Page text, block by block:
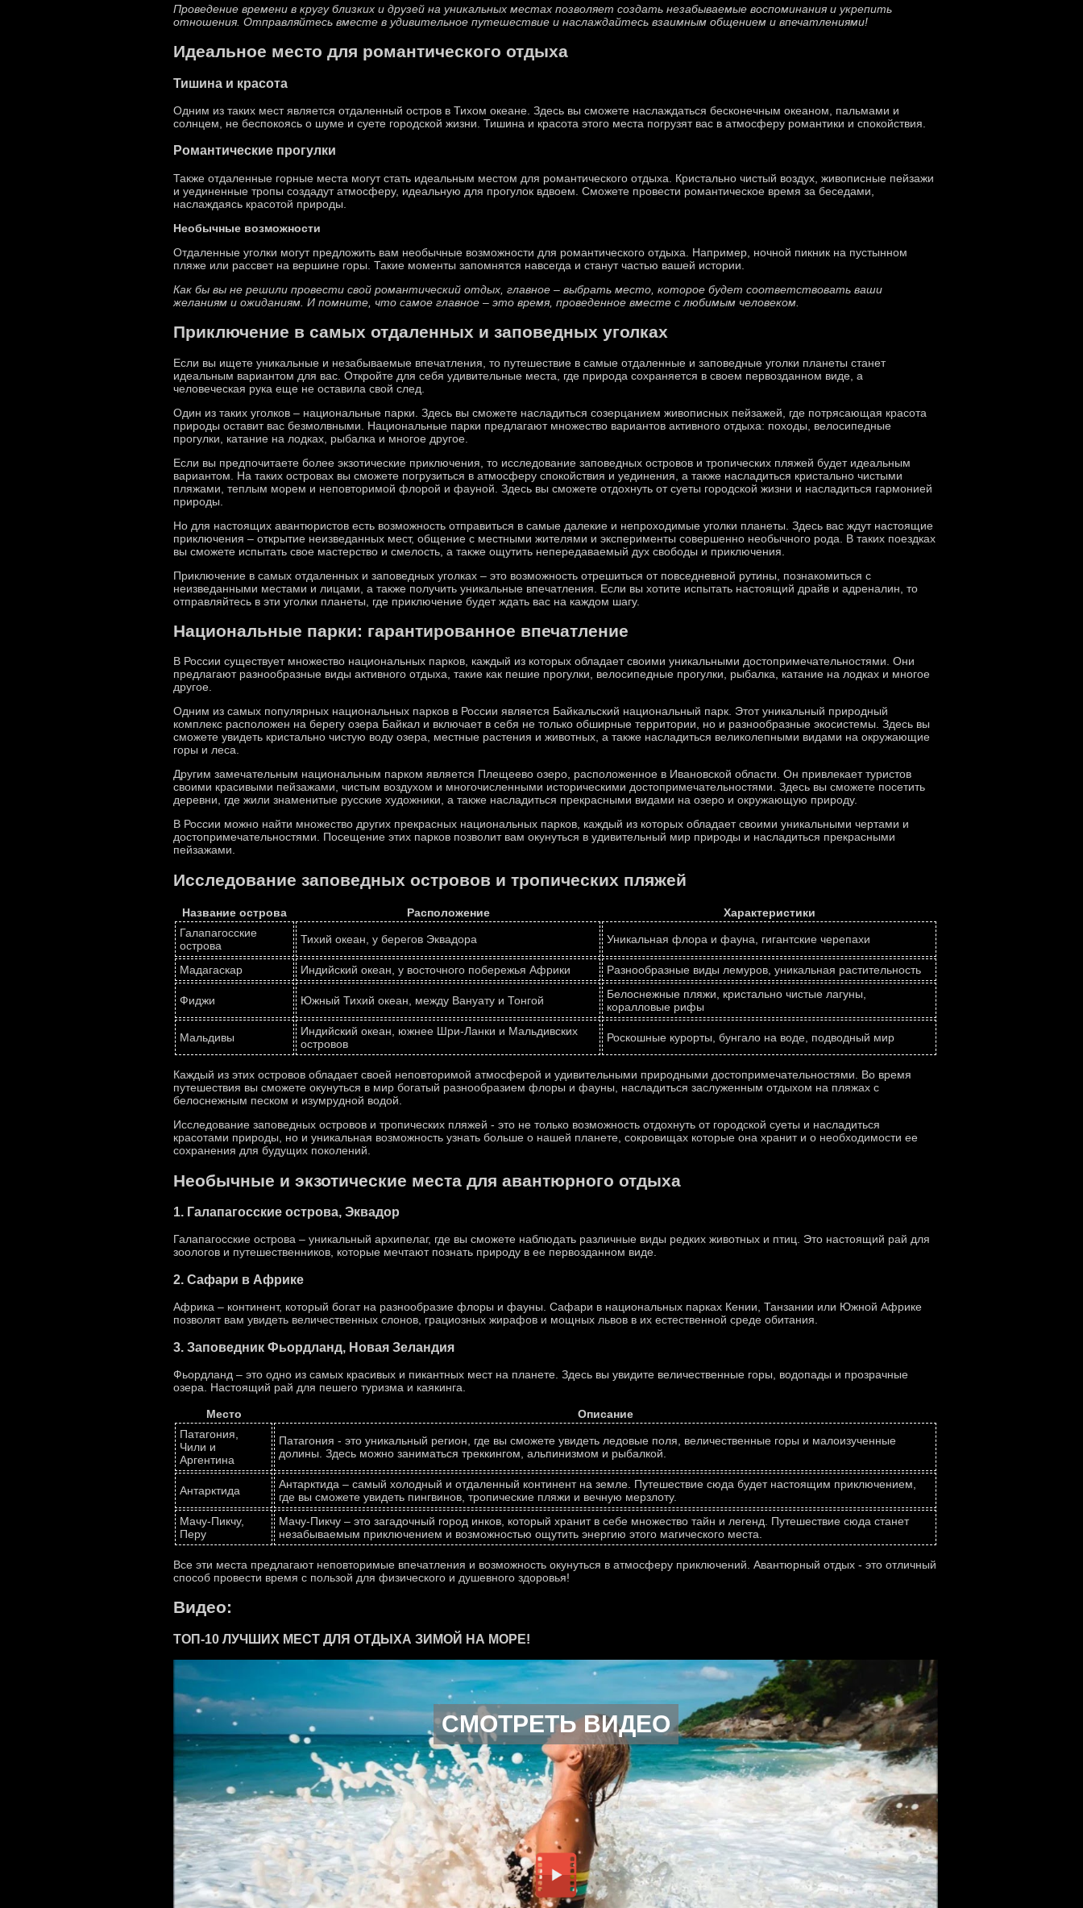
Проведение времени в кругу близких и друзей на уникальных местах позволяет создать незабываемые воспоминания и укрепить
отношения. Отправляйтесь вместе в удивительное путешествие и наслаждайтесь взаимным общением и впечатлениями!
Идеальное место для романтического отдыха
Тишина и красота
Одним из таких мест является отдаленный остров в Тихом океане. Здесь вы сможете наслаждаться бесконечным океаном, пальмами и
солнцем, не беспокоясь о шуме и суете городской жизни. Тишина и красота этого места погрузят вас в атмосферу романтики и спокойствия.
Романтические прогулки
Также отдаленные горные места могут стать идеальным местом для романтического отдыха. Кристально чистый воздух, живописные пейзажи
и уединенные тропы создадут атмосферу, идеальную для прогулок вдвоем. Сможете провести романтическое время за беседами,
наслаждаясь красотой природы.
Необычные возможности
Отдаленные уголки могут предложить вам необычные возможности для романтического отдыха. Например, ночной пикник на пустынном
пляже или рассвет на вершине горы. Такие моменты запомнятся навсегда и станут частью вашей истории.
Как бы вы не решили провести свой романтический отдых, главное – выбрать место, которое будет соответствовать ваши
желаниям и ожиданиям. И помните, что самое главное – это время, проведенное вместе с любимым человеком.
Приключение в самых отдаленных и заповедных уголках
Если вы ищете уникальные и незабываемые впечатления, то путешествие в самые отдаленные и заповедные уголки планеты станет
идеальным вариантом для вас. Откройте для себя удивительные места, где природа сохраняется в своем первозданном виде, а
человеческая рука еще не оставила свой след.
Один из таких уголков – национальные парки. Здесь вы сможете насладиться созерцанием живописных пейзажей, где потрясающая красота
природы оставит вас безмолвными. Национальные парки предлагают множество вариантов активного отдыха: походы, велосипедные
прогулки, катание на лодках, рыбалка и многое другое.
Если вы предпочитаете более экзотические приключения, то исследование заповедных островов и тропических пляжей будет идеальным
вариантом. На таких островах вы сможете погрузиться в атмосферу спокойствия и уединения, а также насладиться кристально чистыми
пляжами, теплым морем и неповторимой флорой и фауной. Здесь вы сможете отдохнуть от суеты городской жизни и насладиться гармонией
природы.
Но для настоящих авантюристов есть возможность отправиться в самые далекие и непроходимые уголки планеты. Здесь вас ждут настоящие
приключения – открытие неизведанных мест, общение с местными жителями и эксперименты совершенно необычного рода. В таких поездках
вы сможете испытать свое мастерство и смелость, а также ощутить непередаваемый дух свободы и приключения.
Приключение в самых отдаленных и заповедных уголках – это возможность отрешиться от повседневной рутины, познакомиться с
неизведанными местами и лицами, а также получить уникальные впечатления. Если вы хотите испытать настоящий драйв и адреналин, то
отправляйтесь в эти уголки планеты, где приключение будет ждать вас на каждом шагу.
Национальные парки: гарантированное впечатление
В России существует множество национальных парков, каждый из которых обладает своими уникальными достопримечательностями. Они
предлагают разнообразные виды активного отдыха, такие как пешие прогулки, велосипедные прогулки, рыбалка, катание на лодках и многое
другое.
Одним из самых популярных национальных парков в России является Байкальский национальный парк. Этот уникальный природный
комплекс расположен на берегу озера Байкал и включает в себя не только обширные территории, но и разнообразные экосистемы. Здесь вы
сможете увидеть кристально чистую воду озера, местные растения и животных, а также насладиться великолепными видами на окружающие
горы и леса.
Другим замечательным национальным парком является Плещеево озеро, расположенное в Ивановской области. Он привлекает туристов
своими красивыми пейзажами, чистым воздухом и многочисленными историческими достопримечательностями. Здесь вы сможете посетить
деревни, где жили знаменитые русские художники, а также насладиться прекрасными видами на озеро и окружающую природу.
В России можно найти множество других прекрасных национальных парков, каждый из которых обладает своими уникальными чертами и
достопримечательностями. Посещение этих парков позволит вам окунуться в удивительный мир природы и насладиться прекрасными
пейзажами.
Исследование заповедных островов и тропических пляжей
Название острова Расположение
Характеристики
Галапагосские
острова
Тихий океан, у берегов Эквадора Уникальная флора и фауна, гигантские черепахи
Мадагаскар Индийский океан, у восточного побережья Африки Разнообразные виды лемуров, уникальная растительность
Фиджи Южный Тихий океан, между Вануату и Тонгой
Белоснежные пляжи, кристально чистые лагуны,
коралловые рифы
Мальдивы
Индийский океан, южнее Шри-Ланки и Мальдивских
островов
Роскошные курорты, бунгало на воде, подводный мир
Каждый из этих островов обладает своей неповторимой атмосферой и удивительными природными достопримечательностями. Во время
путешествия вы сможете окунуться в мир богатый разнообразием флоры и фауны, насладиться заслуженным отдыхом на пляжах с
белоснежным песком и изумрудной водой.
Исследование заповедных островов и тропических пляжей - это не только возможность отдохнуть от городской суеты и насладиться
красотами природы, но и уникальная возможность узнать больше о нашей планете, сокровищах которые она хранит и о необходимости ее
сохранения для будущих поколений.
Необычные и экзотические места для авантюрного отдыха
1. Галапагосские острова, Эквадор
Галапагосские острова – уникальный архипелаг, где вы сможете наблюдать различные виды редких животных и птиц. Это настоящий рай для
зоологов и путешественников, которые мечтают познать природу в ее первозданном виде.
2. Сафари в Африке
Африка – континент, который богат на разнообразие флоры и фауны. Сафари в национальных парках Кении, Танзании или Южной Африке
позволят вам увидеть величественных слонов, грациозных жирафов и мощных львов в их естественной среде обитания.
3. Заповедник Фьордланд, Новая Зеландия
Фьордланд – это одно из самых красивых и пикантных мест на планете. Здесь вы увидите величественные горы, водопады и прозрачные
озера. Настоящий рай для пешего туризма и каякинга.
Место
Описание
Патагония,
Чили и
Аргентина
Патагония - это уникальный регион, где вы сможете увидеть ледовые поля, величественные горы и малоизученные
долины. Здесь можно заниматься треккингом, альпинизмом и рыбалкой.
Антарктида
Антарктида – самый холодный и отдаленный континент на земле. Путешествие сюда будет настоящим приключением,
где вы сможете увидеть пингвинов, тропические пляжи и вечную мерзлоту.
Мачу-Пикчу,
Перу
Мачу-Пикчу – это загадочный город инков, который хранит в себе множество тайн и легенд. Путешествие сюда станет
незабываемым приключением и возможностью ощутить энергию этого магического места.
Все эти места предлагают неповторимые впечатления и возможность окунуться в атмосферу приключений. Авантюрный отдых - это отличный
способ провести время с пользой для физического и душевного здоровья!
Видео:
ТОП-10 ЛУЧШИХ МЕСТ ДЛЯ ОТДЫХА ЗИМОЙ НА МОРЕ!
СМОТРЕТЬ ВИДЕО